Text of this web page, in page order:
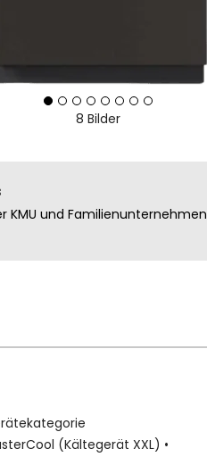
8 Bilder
KMU und Familienunternehmen
(Kältegerät XXL) •